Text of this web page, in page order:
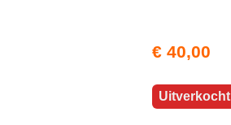
€ 40,00
Uitverkocht